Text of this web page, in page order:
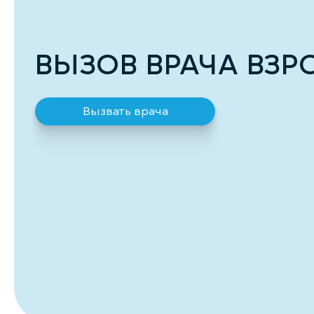
ВЫЗОВ ВРАЧА
Вызвать врача